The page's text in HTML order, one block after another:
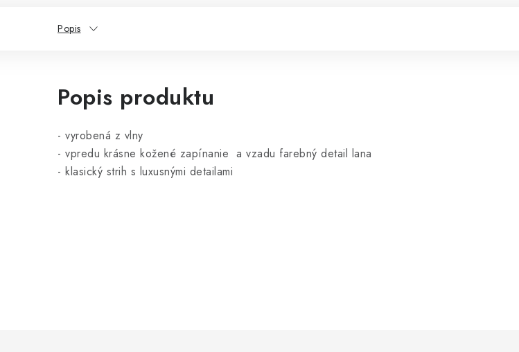
Popis
Popis produktu
- vyrobená z vlny
- vpredu krásne kožené zapínanie a vzadu farebný detail lana
- klasický strih s luxusnými detailami